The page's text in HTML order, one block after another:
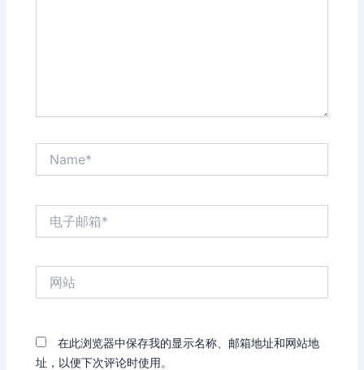
在此浏览器中保存我的显示名称、邮箱地址和网站地
址，以便下次评论时使用。